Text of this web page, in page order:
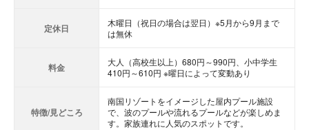
定休日
木曜日（祝日の場合は翌日）※5月から9月まで
は無休
料金
大人（高校生以上）680円～990円、小中学生
410円～610円 ※曜日によって変動あり
特徴/見どころ
南国リゾートをイメージした屋内プール施設
で、波のプールや流れるプールなどが楽しめま
す。家族連れに人気のスポットです。